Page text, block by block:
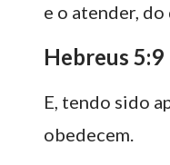
e o atender,
Hebreus 5:9
E, tendo sido
obedecem.